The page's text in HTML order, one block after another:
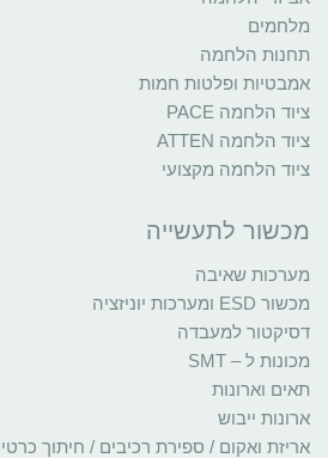
מלחמים
תחנות הלחמה
אמבטיות ופלטות חמות
ציוד הלחמה PACE
ציוד הלחמה ATTEN
ציוד הלחמה מקצועי
מכשור לתעשייה
מערכות שאיבה
מכשור ESD ומערכות יוניזציה
דסיקטור למעבדה
מכונות ל – SMT
תאים וארונות
ארונות ייבוש
אריזת ואקום / ספירת רכיבים / חיתוך